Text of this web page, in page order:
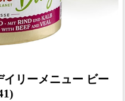
リーメニュー ビー